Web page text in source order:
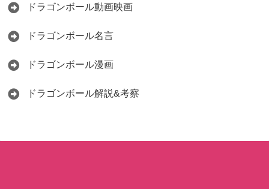
ドラゴンボール動画映画
ドラゴンボール名言
ドラゴンボール漫画
ドラゴンボール解説&考察